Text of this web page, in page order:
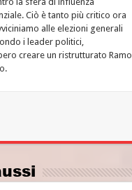
Ciò è tanto più critico ora
alle elezioni generali
i leader politici,
creare un ristrutturato Ramo